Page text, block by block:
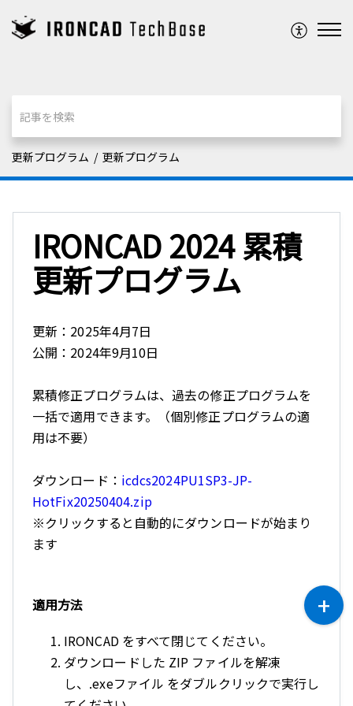
更新プログラム 更新プログラム
IRONCAD 2024 累積
更新プログラム
更新：2025年4月7日
公開：2024年9月10日
累積修正プログラムは、過去の修正プログラムを
一括で適用できます。（個別修正プログラムの適
用は不要）
ダウンロード： icdcs2024PU1SP3-JP-
HotFix20250404.zip
※クリックすると自動的にダウンロードが始まり
ます
適用方法
IRONCAD をすべて閉じてください。
ダウンロードした ZIP ファイルを解凍
し、.exeファイル をダブルクリックで実行し